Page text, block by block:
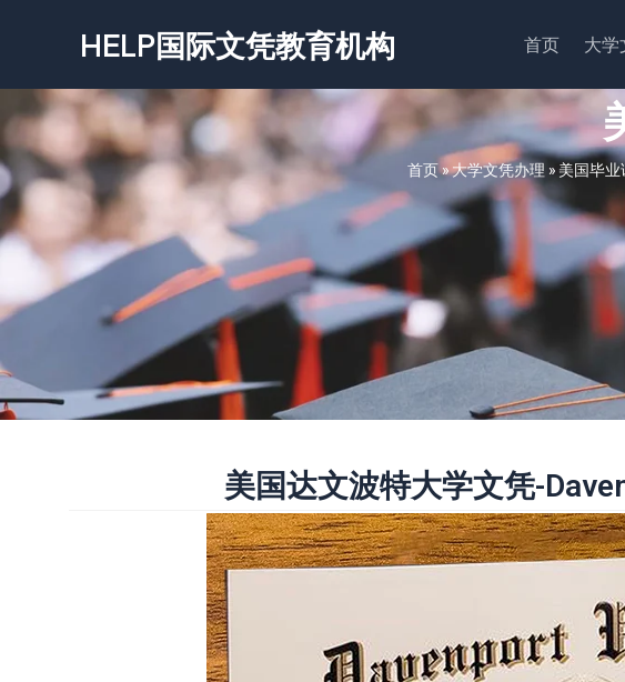
容
HELP国际文凭教育机构 首页 大学
首页»大学文凭办理 » 美国毕业
美国达文波特大学文凭-